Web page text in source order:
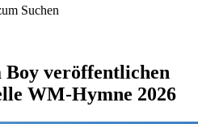
Suchen
veröffentlichen
WM-Hymne 2026